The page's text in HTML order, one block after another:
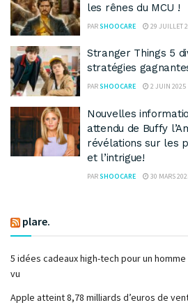
les rênes du MCU !
PARSHOOCARE 29 JUILLET
Stranger Things 5
stratégies
PARSHOOCARE 2 JUIN 2025
Nouvelles
attendu de Buffy
révélations sur les
et l’intrigue!
PARSHOOCARE 30 MARS
plare.
5 idées cadeaux high-tech pour un
vu
Apple atteint 8,78 milliards d’euros de